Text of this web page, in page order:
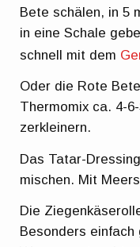
Bete schälen, in 5
in eine Schale
schnell mit dem
Oder die Rote
Thermomix ca. 4-
zerkleinern.
Das Tatar-
mischen. Mit
Die
Besonders